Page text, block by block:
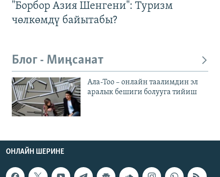
"Борбор Азия Шенгени": Туризм
чөлкөмдү байытабы?
Блог - Миңсанат
Ала-Тоо – онлайн таалимдин эл
аралык бешиги болууга тийиш
ОНЛАЙН ШЕРИНЕ